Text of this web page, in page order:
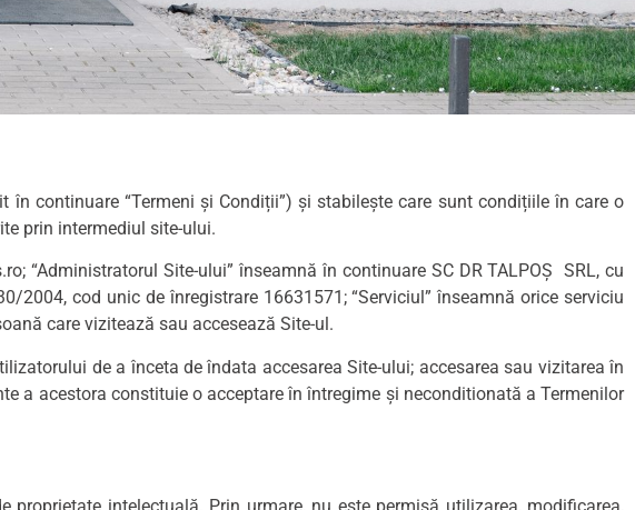
continuare “Termeni și Condiții”) și stabilește care sunt condițiile în care o
prin intermediul site-ului.
“Administratorul Site-ului” înseamnă în continuare SC DR TALPOȘ SRL, cu
cod unic de înregistrare 16631571; “Serviciul” înseamnă orice serviciu
care vizitează sau accesează Site-ul.
de a înceta de îndata accesarea Site-ului; accesarea sau vizitarea în
a acestora constituie o acceptare în întregime și neconditionată a Termenilor
intelectuală. Prin urmare, nu este permisă utilizarea, modificarea,